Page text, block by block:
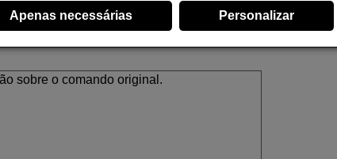
o comando e evitar erros.
Apenas necessárias
Personalizar